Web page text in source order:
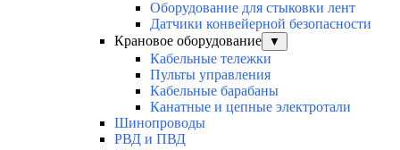
Оборудование для стыковки лент
Датчики конвейерной безопасности
Крановое оборудование
▼
Кабельные тележки
Пульты управления
Кабельные барабаны
Канатные и цепные электротали
Шинопроводы
РВД и ПВД